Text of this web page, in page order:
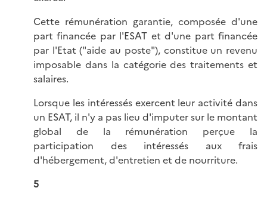
Cette rémunération garantie, composée d'une
part financée par l'ESAT et d'une part financée
par l'Etat ("aide au poste"), constitue un revenu
imposable dans la catégorie des traitements et
salaires.
Lorsque les intéressés exercent leur activité dans
un ESAT, il n'y a pas lieu d'imputer sur le montant
global de la rémunération perçue la
participation des intéressés aux frais
d'hébergement, d'entretien et de nourriture.
5